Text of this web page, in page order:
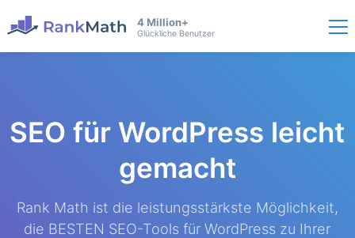
4 Million+
Glückliche Benutzer
SEO für WordPress leicht
gemacht
Rank Math ist die leistungsstärkste Möglichkeit,
die BESTEN SEO-Tools für WordPress zu Ihrer